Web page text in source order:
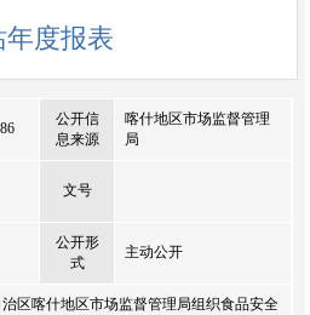
度报表
公开信
息来源
喀什地区市场监督管理
局
文号
公开形
式
主动公开
区喀什地区市场监督管理局组织食品安全